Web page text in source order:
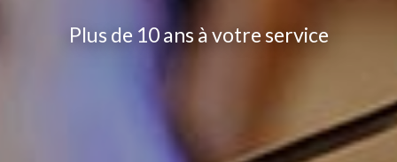
Plus de 10 ans à votre service